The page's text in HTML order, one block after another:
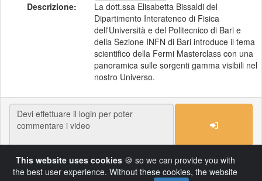
Descrizione:
La dott.ssa Elisabetta Bissaldi del
Dipartimento Interateneo di Fisica
dell'Università e del Politecnico di Bari e
della Sezione INFN di Bari introduce il tema
scientifico della Fermi Masterclass con una
panoramica sulle sorgenti gamma visibili nel
nostro Universo.
Load More
This website uses cookies🍪 so we can provide you with
the best user experience. Without these cookies, the website